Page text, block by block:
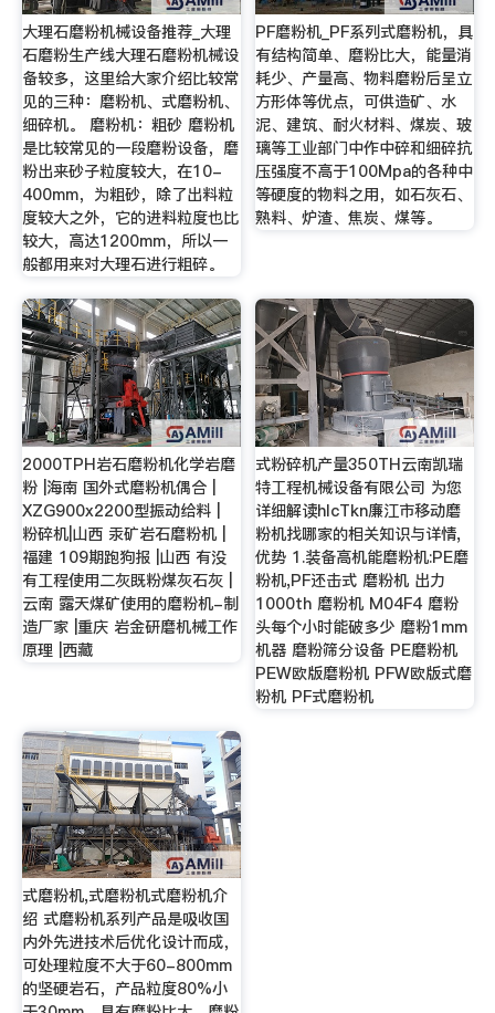
大理石磨粉机械设备推荐_大理
石磨粉生产线大理石磨粉机械设
备较多，这里给大家介绍比较常
见的三种：磨粉机、式磨粉机、
细碎机。 磨粉机：粗砂 磨粉机
是比较常见的一段磨粉设备，磨
粉出来砂子粒度较大，在10-
400mm，为粗砂，除了出料粒
度较大之外，它的进料粒度也比
较大，高达1200mm，所以一
般都用来对大理石进行粗碎。
PF磨粉机_PF系列式磨粉机，具
有结构简单、磨粉比大，能量消
耗少、产量高、物料磨粉后呈立
方形体等优点，可供造矿、水
泥、建筑、耐火材料、煤炭、玻
璃等工业部门中作中碎和细碎抗
压强度不高于100Mpa的各种中
等硬度的物料之用，如石灰石、
熟料、炉渣、焦炭、煤等。
2000TPH岩石磨粉机化学岩磨
粉 |海南 国外式磨粉机偶合 |
XZG900x2200型振动给料 |
粉碎机|山西 汞矿岩石磨粉机 |
福建 109期跑狗报 |山西 有没
有工程使用二灰既粉煤灰石灰 |
云南 露天煤矿使用的磨粉机-制
造厂家 |重庆 岩金研磨机械工作
原理 |西藏
式粉碎机产量350TH云南凯瑞
特工程机械设备有限公司 为您
详细解读hlcTkn廉江市移动磨
粉机找哪家的相关知识与详情,
优势 1.装备高机能磨粉机:PE磨
粉机,PF还击式 磨粉机 出力
1000th 磨粉机 M04F4 磨粉
头每个小时能破多少 磨粉1mm
机器 磨粉筛分设备 PE磨粉机
PEW欧版磨粉机 PFW欧版式磨
粉机 PF式磨粉机
式磨粉机,式磨粉机式磨粉机介
绍 式磨粉机系列产品是吸收国
内外先进技术后优化设计而成，
可处理粒度不大于60-800mm
的坚硬岩石，产品粒度80%小